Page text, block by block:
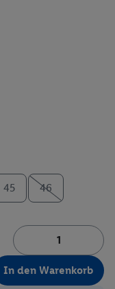
45 46
In den Warenkorb